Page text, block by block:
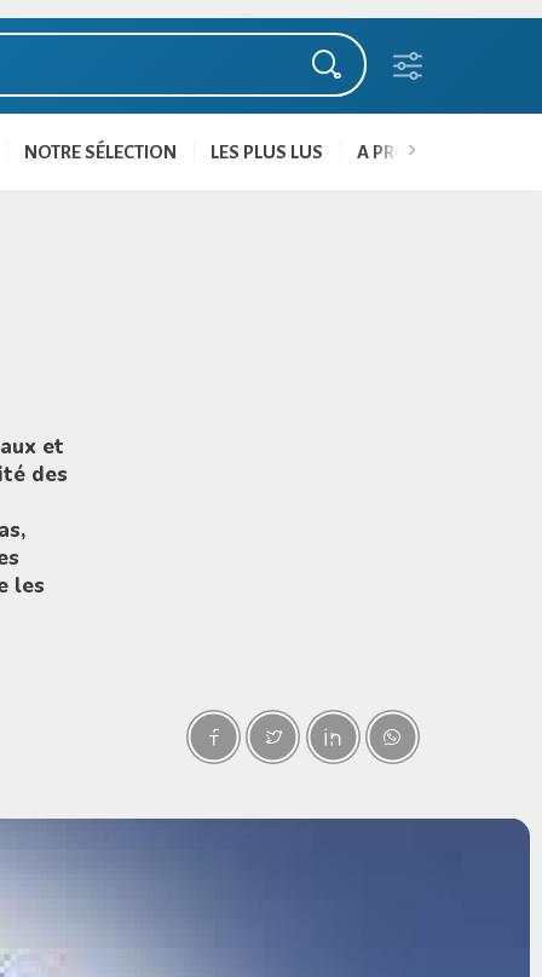
NOTRE SÉLECTION LES PLUS LUS A PROPOS
et
des
les